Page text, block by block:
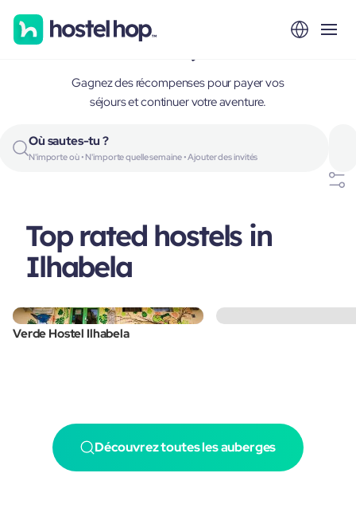
Ilhabela, Brazil
Gagnez des récompenses pour payer vos
séjours et continuer votre aventure.
Où sautes-tu ?
N'importe où • N'importe quelle semaine • Ajouter des invités
Top rated hostels in
Ilhabela
Verde Hostel Ilhabela
Découvrez toutes les auberges